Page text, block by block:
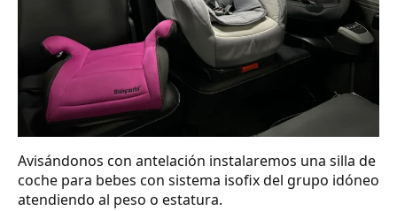
Avisándonos con antelación instalaremos una silla de
coche para bebes con sistema isofix del grupo idóneo
atendiendo al peso o estatura.